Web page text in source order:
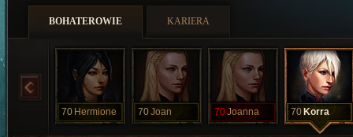
BOHATEROWIE KARIERA
70 Hermione 70Joan 70Joanna 70 Korra